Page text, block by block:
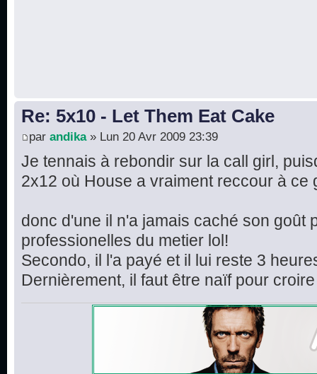
Re: 5x10 - Let Them Eat Cake
par andika» Lun 20 Avr 2009 23:39
Je tennais à rebondir sur la call girl,
2x12 où House a vraiment reccour à ce
donc d'une il n'a jamais caché son goût
professionelles du metier lol!
Secondo, il l'a payé et il lui reste 3
Dernièrement, il faut être naïf pour